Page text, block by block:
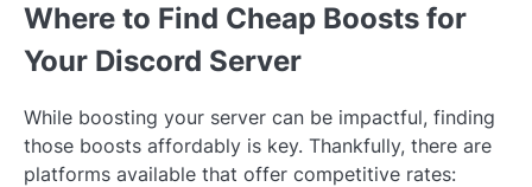
Where to Find Cheap Boosts for
Your Discord Server
While boosting your server can be impactful, finding
those boosts affordably is key. Thankfully, there are
platforms available that offer competitive rates: